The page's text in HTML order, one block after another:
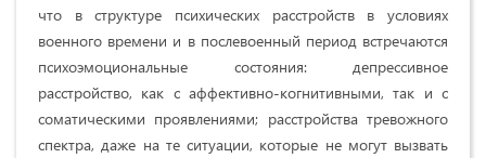
что в структуре психических расстройств в условиях
военного времени и в послевоенный период встречаются
психоэмоциональные состояния: депрессивное
расстройство, как с аффективно-когнитивными, так и с
соматическими проявлениями; расстройства тревожного
спектра, даже на те ситуации, которые не могут вызвать